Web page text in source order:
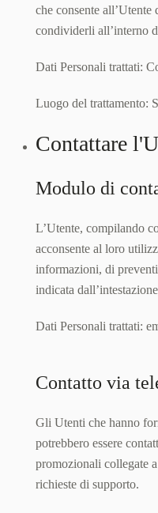
che consente
condividerli all’interno
Dati Personali trattati:
Luogo del trattamento:
Contattare
Modulo di
L’Utente, compilando
acconsente al loro
informazioni, di
indicata
Dati Personali trattati:
Contatto via
Gli Utenti che hanno
potrebbero essere
promozionali collegate
richieste di supporto.